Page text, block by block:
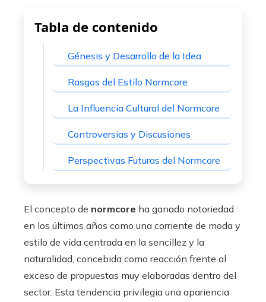
Tabla de contenido
Génesis y Desarrollo de la Idea
Rasgos del Estilo Normcore
La Influencia Cultural del Normcore
Controversias y Discusiones
Perspectivas Futuras del Normcore
El concepto de normcore ha ganado notoriedad
en los últimos años como una corriente de moda y
estilo de vida centrada en la sencillez y la
naturalidad, concebida como reacción frente al
exceso de propuestas muy elaboradas dentro del
sector. Esta tendencia privilegia una apariencia